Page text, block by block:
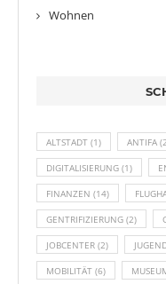
Wohnen
ALTSTADT (1) ANTIFA
DIGITALISIERUNG (1)
FINANZEN (14)
GENTRIFIZIERUNG (2)
JOBCENTER (2)
MOBILITÄT (6)